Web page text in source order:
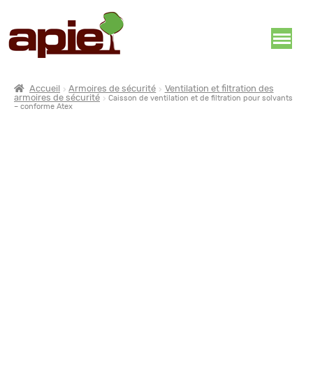
Accueil Armoires de sécurité
Ventilation et filtration des
armoires de sécurité
Caisson de ventilation et de filtration pour solvants
– conforme Atex